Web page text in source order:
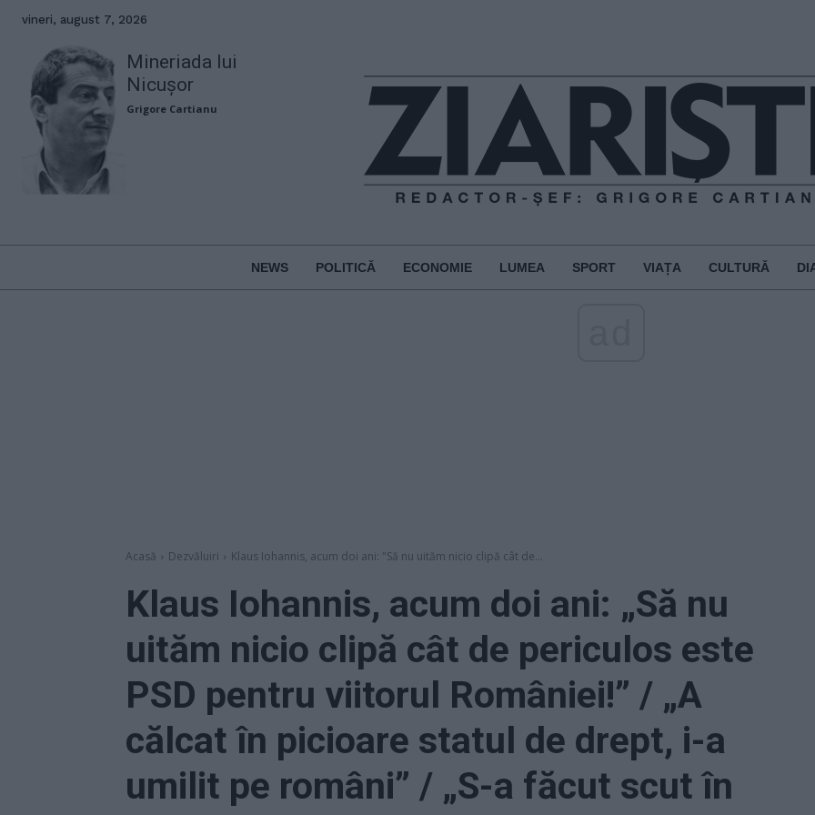
vineri, august 7, 2026
Mineriada lui
Nicușor
Grigore Cartianu
NEWS POLITICĂ ECONOMIE LUMEA SPORT VIAȚA CULTURĂ
Acasă Dezvăluiri Klaus Iohannis, acum doi ani: "Să nu uităm nicio clipă cât de...
Klaus Iohannis, acum doi ani: „Să nu
uităm nicio clipă cât de periculos este
PSD pentru viitorul României!” / „A
călcat în picioare statul de drept, i-a
umilit pe români” / „S-a făcut scut în